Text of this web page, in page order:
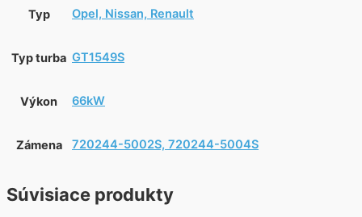
Typ Opel, Nissan, Renault
Typ turba GT1549S
Výkon 66kW
Zámena 720244-5002S, 720244-5004S
Súvisiace produkty